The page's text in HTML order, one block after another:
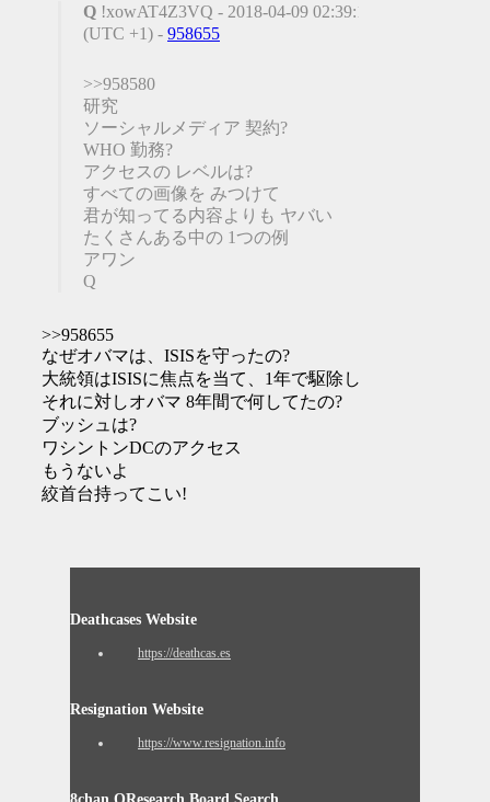
Q !xowAT4Z3VQ - 2018-04-09 02:39:12
(UTC +1) - 958655
>>958580
研究
ソーシャルメディア 契約?
WHO 勤務?
アクセスの レベルは?
すべての画像を みつけて
君が知ってる内容よりも ヤバい
たくさんある中の 1つの例
アワン
Q
>>958655
なぜオバマは、ISISを守ったの?
大統領はISISに焦点を当て、1年で駆除した
それに対しオバマ 8年間で何してたの?
ブッシュは?
ワシントンDCのアクセス
もうないよ
絞首台持ってこい!
Deathcases Website
https://deathcas.es
Resignation Website
https://www.resignation.info